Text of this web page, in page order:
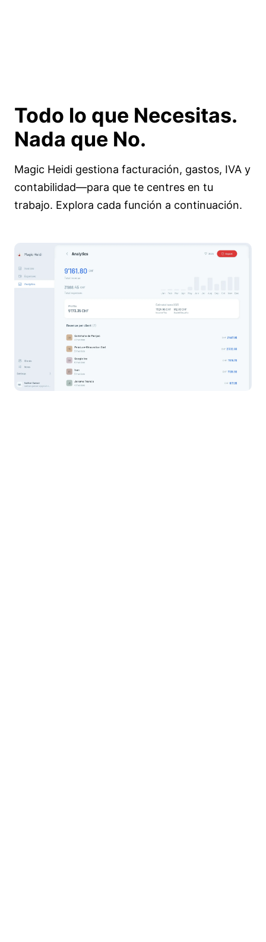
Todo lo que Necesitas.
Nada que No.
Magic Heidi gestiona facturación, gastos, IVA y
contabilidad—para que te centres en tu
trabajo. Explora cada función a continuación.